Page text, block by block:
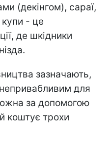
(декінгом), сараї,
купи - це
де шкідники
зазначають,
для
за допомогою
коштує трохи